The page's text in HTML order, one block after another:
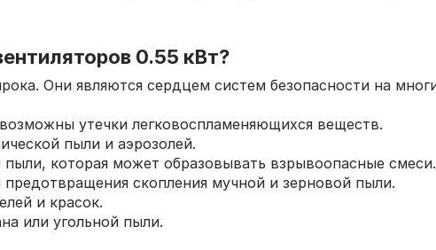
0.55 кВт?
Они являются сердцем систем безопасности на
утечки легковоспламеняющихся веществ.
пыли и аэрозолей.
которая может образовывать взрывоопасные смеси.
предотвращения скопления мучной и зерновой пыли.
и красок.
или угольной пыли.